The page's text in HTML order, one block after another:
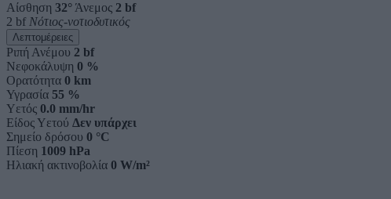
Αίσθηση 32° Άνεμος 2 bf
2 bf Νότιος-νοτιοδυτικός
Λεπτομέρειες
Ριπή Ανέμου 2 bf
Νεφοκάλυψη 0 %
Ορατότητα 0 km
Υγρασία 55 %
Υετός 0.0 mm/hr
Είδος Υετού Δεν υπάρχει
Σημείο δρόσου 0 °C
Πίεση 1009 hPa
Ηλιακή ακτινοβολία 0 W/m²